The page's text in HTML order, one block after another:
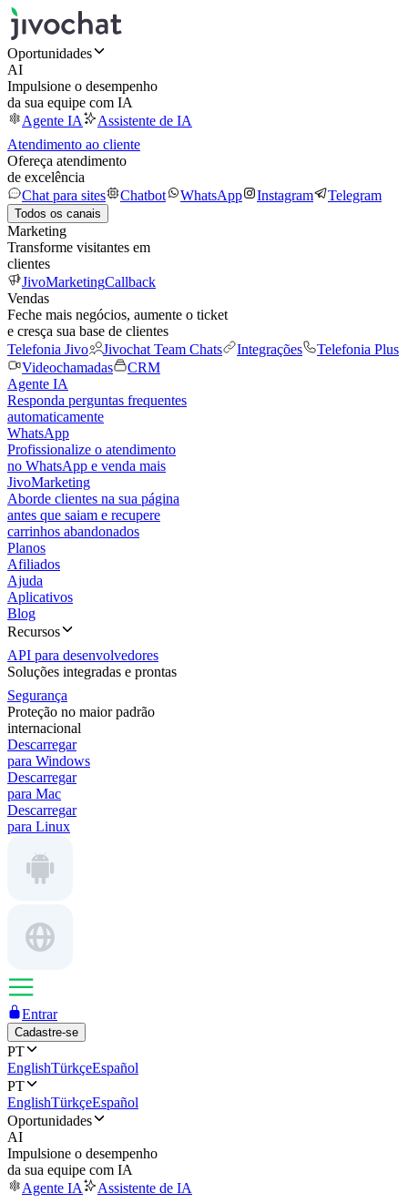
Oportunidades
AI
Impulsione o desempenho
da sua equipe com IA
Agente IA
Assistente de IA
Atendimento ao cliente
Ofereça atendimento
de excelência
Chat para sites
Chatbot WhatsApp Instagram Telegram
Todos os canais
Marketing
Transforme visitantes em
clientes
JivoMarketingCallback
Vendas
Feche mais negócios, aumente o ticket
e cresça sua base de clientes
Telefonia Jivo
Jivochat Team Chats Integrações
Telefonia Plus
Videochamadas
CRM
Agente IA
Responda perguntas frequentes
automaticamente
WhatsApp
Profissionalize o atendimento
no WhatsApp e venda mais
JivoMarketing
Aborde clientes na sua página
antes que saiam e recupere
carrinhos abandonados
Planos
Afiliados
Ajuda
Aplicativos
Blog
Recursos
API para desenvolvedores
Soluções integradas e prontas
Segurança
Proteção no maior padrão
internacional
Descarregar
para Windows
Descarregar
para Mac
Descarregar
para Linux
Entrar
Cadastre-se
PT
EnglishTürkçeEspañol
PT
EnglishTürkçeEspañol
Oportunidades
AI
Impulsione o desempenho
da sua equipe com IA
Agente IA
Assistente de IA